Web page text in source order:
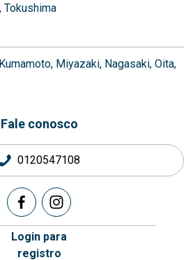
Tokushima
Kumamoto Miyazaki Nagasaki Oita
Fale conosco
0120547108
Login para
registro